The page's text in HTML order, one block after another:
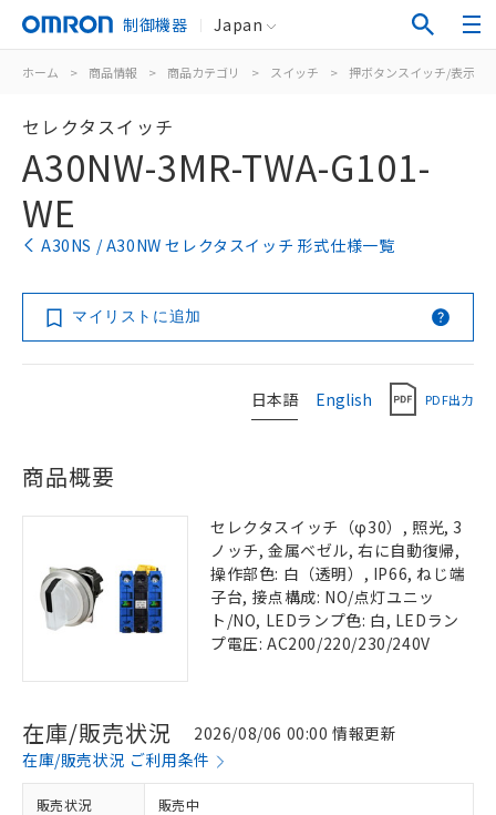
制御機器 Japan
ホーム > 商品情報 > 商品カテゴリ > スイッチ > 押ボタンスイッチ/表示灯
セレクタスイッチ
A30NW-3MR-TWA-G101-
WE
A30NS / A30NW セレクタスイッチ 形式仕様一覧
マイリストに追加
日本語 English PDF出力
商品概要
セレクタスイッチ（φ30）, 照光, 3
ノッチ, 金属ベゼル, 右に自動復帰,
操作部色: 白（透明）, IP66, ねじ端
子台, 接点構成: NO/点灯ユニッ
ト/NO, LEDランプ色: 白, LEDラン
プ電圧: AC200/220/230/240V
在庫/販売状況
2026/08/06 00:00 情報更新
在庫/販売状況 ご利用条件
販売状況 販売中